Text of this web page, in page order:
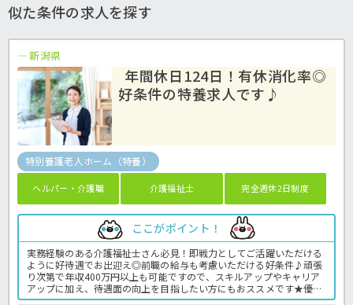
似た条件の求人を探す
新潟県
年間休日124日！有休消化率◎
好条件の特養求人です♪
特別養護老人ホーム（特養）
ヘルパー・介護職 介護福祉士 完全週休2日制度
ここがポイント！
実務経験のある介護福祉士さん必見！即戦力としてご活躍いただける
ように好待遇でお出迎え◎前職の給与も考慮いただける好条件♪頑張
り次第で年収400万円以上も可能ですので、スキルアップやキャリア
アップに加え、待遇面の向上を目指したい方にもおススメです★優し
いゆっくりとした介護を実践する定員100名の従来型特養で、あなた